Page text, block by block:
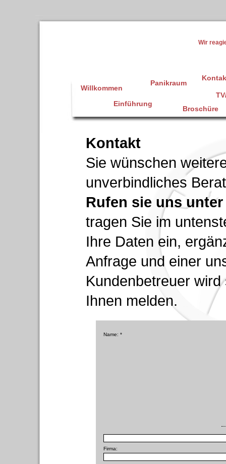
Wir
Willkommen
Panikraum
Einführung
Broschüre
Kontakt
Sie wünschen
unverbindliches
Rufen sie uns unter
tragen Sie im
Ihre Daten ein,
Anfrage und einer
Kundenbetreuer
Ihnen melden.
Name: *
Firma: